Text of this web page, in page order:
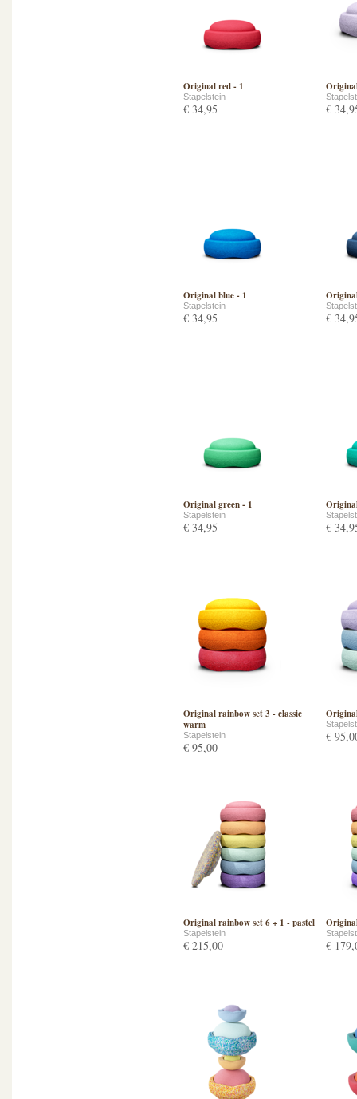
Original red - 1
Stapelstein
€ 34,95 €
Original blue - 1
Stapelstein
€ 34,95 €
Original green - 1
Stapelstein
€ 34,95 €
Original rainbow set 3 - classic
warm
Stapelstein
€ 95,00
€
Original rainbow set 6 + 1 - pastel
Stapelstein
€ 215,00 €